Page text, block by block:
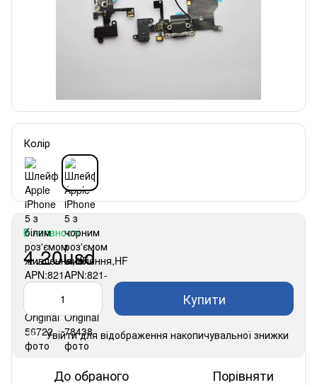
Колір
В наявності
4.20usd
Купити
% Увійтидля відображення накопичувальної знижки
До обраного Порівняти